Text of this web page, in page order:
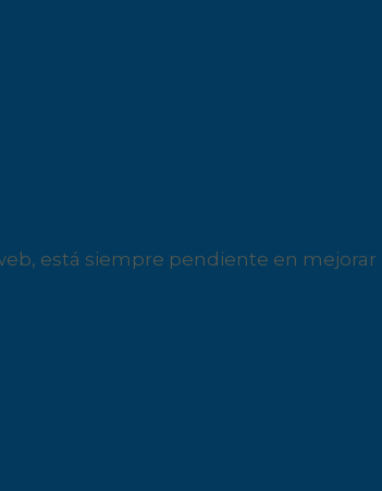
está siempre pendiente en mejorar